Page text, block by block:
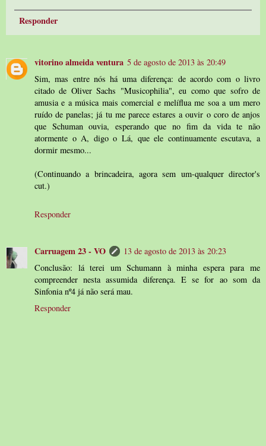
Responder
vitorino almeida ventura 5 de agosto de 2013 às 20:49
Sim, mas entre nós há uma diferença: de acordo com o livro
citado de Oliver Sachs "Musicophilia", eu como que sofro de
amusia e a música mais comercial e melíflua me soa a um mero
ruído de panelas; já tu me parece estares a ouvir o coro de anjos
que Schuman ouvia, esperando que no fim da vida te não
atormente o A, digo o Lá, que ele continuamente escutava, a
dormir mesmo...
(Continuando a brincadeira, agora sem um-qualquer director's
cut.)
Responder
Carruagem 23 - VO
13 de agosto de 2013 às 20:23
Conclusão: lá terei um Schumann à minha espera para me
compreender nesta assumida diferença. E se for ao som da
Sinfonia nº4 já não será mau.
Responder